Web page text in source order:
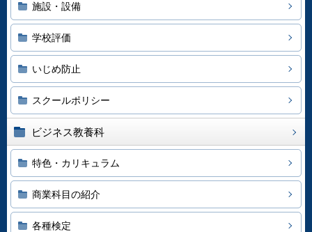
施設・設備
学校評価
いじめ防止
スクールポリシー
ビジネス教養科
特色・カリキュラム
商業科目の紹介
各種検定